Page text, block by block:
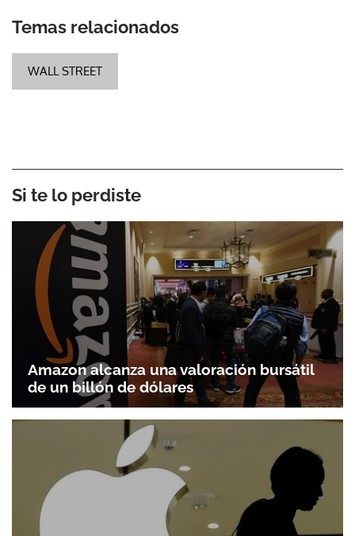
Temas relacionados
WALL STREET
Si te lo perdiste
Amazon alcanza una valoración bursátil
de un billón de dólares